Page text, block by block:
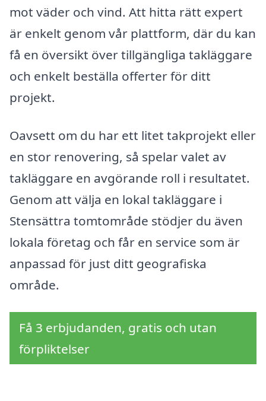
mot väder och vind. Att hitta rätt expert
är enkelt genom vår plattform, där du kan
få en översikt över tillgängliga takläggare
och enkelt beställa offerter för ditt
projekt.
Oavsett om du har ett litet takprojekt eller
en stor renovering, så spelar valet av
takläggare en avgörande roll i resultatet.
Genom att välja en lokal takläggare i
Stensättra tomtområde stödjer du även
lokala företag och får en service som är
anpassad för just ditt geografiska
område.
Få 3 erbjudanden, gratis och utan
förpliktelser